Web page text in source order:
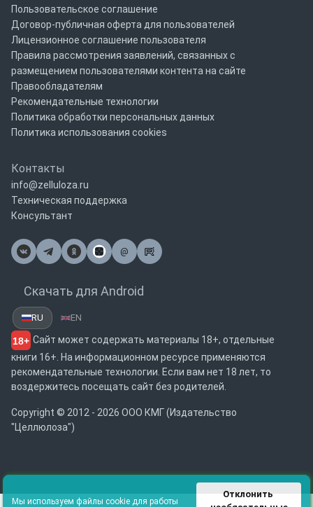
Пользовательское соглашение
Договор-публичная оферта для пользователей
Лицензионное соглашение пользователя
Правила рассмотрения заявлений, связанных с
размещением пользователями контента на сайте
Правообладателям
Рекомендательные технологии
Политика обработки персональных данных
Политика использования cookies
Контакты
info@zelluloza.ru
Техническая поддержка
Консультант
@
Почта
Скачать для Android
RU EN
18+ Сайт может содержать материалы 18+, отдельные
книги 16+. На информационном ресурсе применяются
рекомендательные технологии. Если вам нет 18 лет, то
воздержитесь посещать сайт без родителей.
Copyright © 2012 - 2026 ООО КМГ (Издательство
"Целлюлоза")
Мы используем файлы cookie для работы
Отклонить